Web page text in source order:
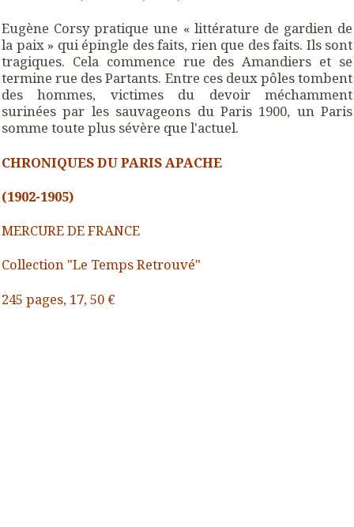
Eugène Corsy pratique une « littérature de gardien de
la paix » qui épingle des faits, rien que des faits. Ils sont
tragiques. Cela commence rue des Amandiers et se
termine rue des Partants. Entre ces deux pôles tombent
des hommes, victimes du devoir méchamment
surinées par les sauvageons du Paris 1900, un Paris
somme toute plus sévère que l'actuel.
CHRONIQUES DU PARIS APACHE
(1902-1905)
MERCURE DE FRANCE
Collection "Le Temps Retrouvé"
245 pages, 17, 50 €